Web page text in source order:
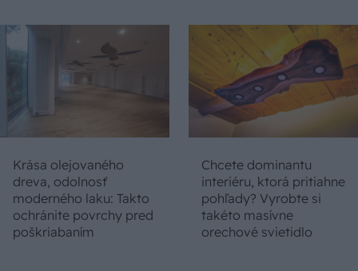
Krása olejovaného
dreva, odolnosť
moderného laku: Takto
ochránite povrchy pred
poškriabaním
Chcete dominantu
interiéru, ktorá pritiahne
pohľady? Vyrobte si
takéto masívne
orechové svietidlo